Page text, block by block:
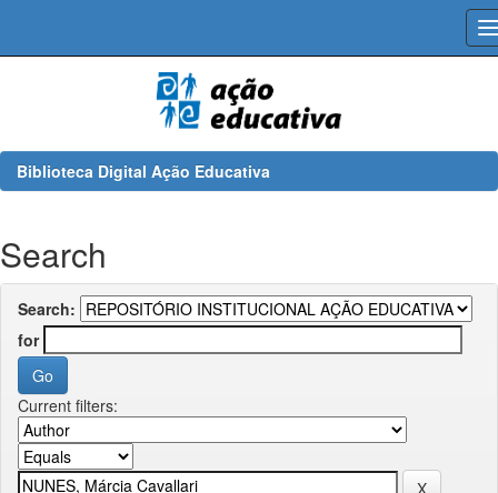
Biblioteca Digital Ação Educativa
Search
Search:
for
Current filters: